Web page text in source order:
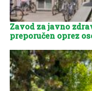
Zavod za javno
preporučen oprez